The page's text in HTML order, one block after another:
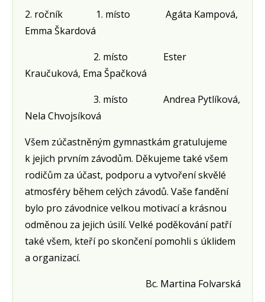
2. ročník 1. místo Agáta Kampová,
Emma Škardová
2. místo Ester
Kraučuková, Ema Špačková
3. místo Andrea Pytlíková,
Nela Chvojsíková
Všem zúčastněným gymnastkám gratulujeme
k jejich prvním závodům. Děkujeme také všem
rodičům za účast, podporu a vytvoření skvělé
atmosféry během celých závodů. Vaše fandění
bylo pro závodnice velkou motivací a krásnou
odměnou za jejich úsilí. Velké poděkování patří
také všem, kteří po skončení pomohli s úklidem
a organizací.
Bc. Martina Folvarská